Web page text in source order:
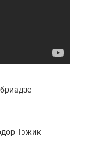
Тэжик